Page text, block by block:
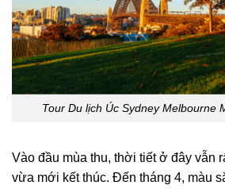
Tour Du lịch Úc Sydney Melbourne
Vào đầu mùa thu, thời tiết ở đây vẫn
vừa mới kết thúc. Đến tháng 4, màu